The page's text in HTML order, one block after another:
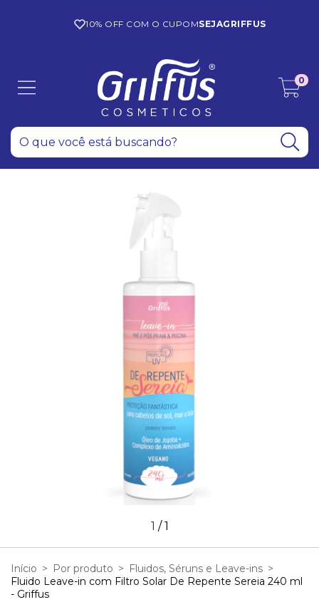
10% OFF COM O CUPOMSEJAGRIFFUS
0
1 /1
Início > Por produto > Fluidos, Séruns e Leave-ins >
Fluido Leave-in com Filtro Solar De Repente Sereia 240 ml
- Griffus